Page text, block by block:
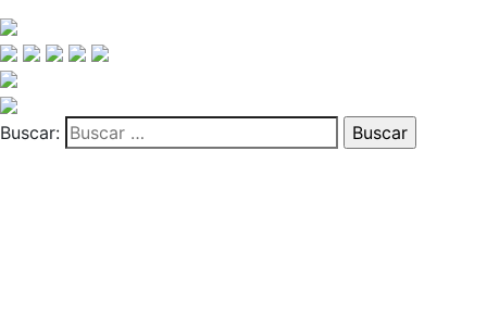
Buscar: